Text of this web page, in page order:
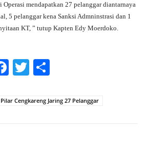
mendapatkan 27 pelanggar diantarnaya
5 pelanggar kena Sanksi Admninstrasi dan 1
KT, ” tutup Kapten Edy Moerdoko.
Fa
bo
T
tte re
Cengkareng Jaring 27 Pelanggar